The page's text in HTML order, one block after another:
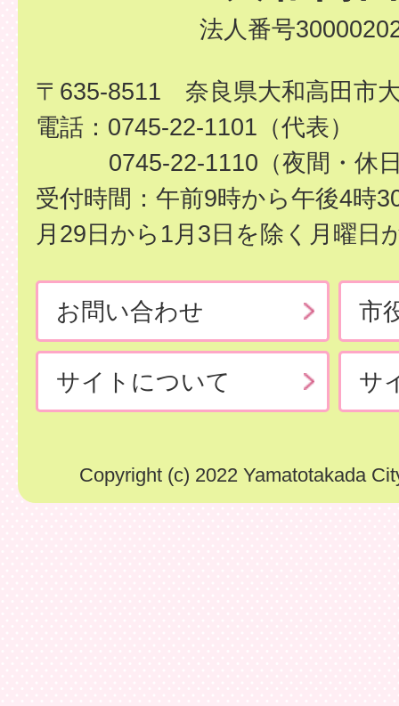
法人番号
〒635-8511 奈良県大和高田市
電話：0745-22-1101（代表）
0745-22-1110（夜間・休
受付時間：午前9時から午後4時
月29日から1月3日を除く月曜日
お問い合わせ 市
サイトについて サ
Copyright (c) 2022 Yamatotakada